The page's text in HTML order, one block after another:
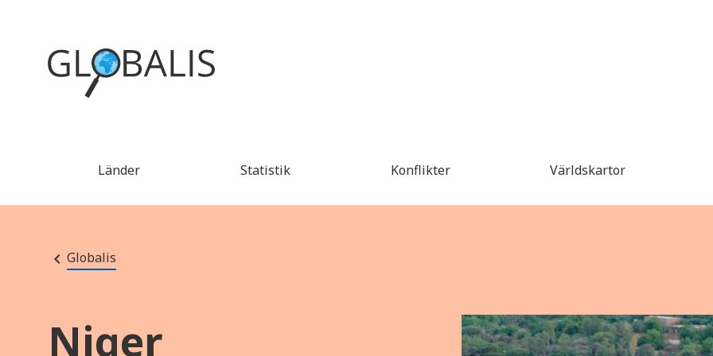
Länder Statistik Konflikter Världskartor
Globalis
Niger